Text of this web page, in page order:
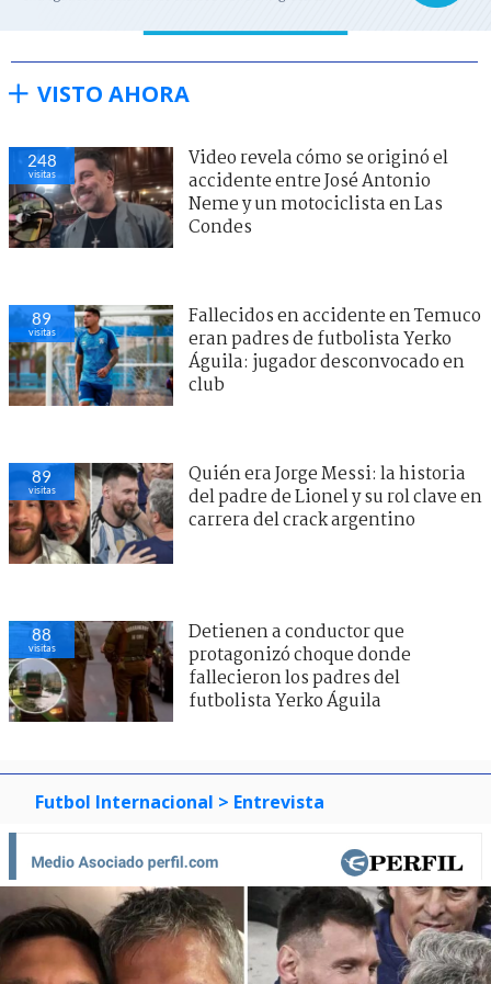
VISTO AHORA
248
visitas
Video revela cómo se originó el
accidente entre José Antonio
Neme y un motociclista en Las
Condes
89
visitas
Fallecidos en accidente en Temuco
eran padres de futbolista Yerko
Águila: jugador desconvocado en
club
89
visitas
Quién era Jorge Messi: la historia
del padre de Lionel y su rol clave en
carrera del crack argentino
88
visitas
Detienen a conductor que
protagonizó choque donde
fallecieron los padres del
futbolista Yerko Águila
Futbol Internacional > Entrevista